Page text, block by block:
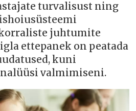
turvalisust ning
juhtumite
ettepanek on peatada
kuni
valmimiseni.